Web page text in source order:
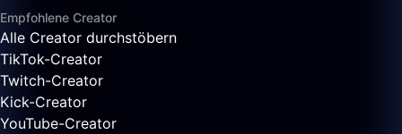
Empfohlene Creator
Alle Creator durchstöbern
TikTok-Creator
Twitch-Creator
Kick-Creator
YouTube-Creator